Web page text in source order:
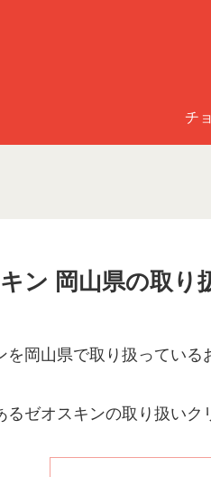
チ
ン 岡山県の取り
を岡山県で取り扱っている
るゼオスキンの取り扱いク